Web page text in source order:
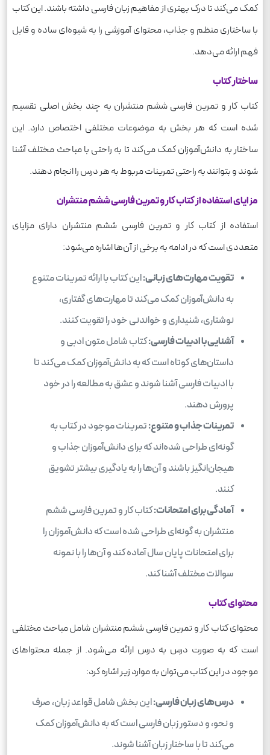
کمک می‌کند تا درک بهتری از مفاهیم زبان فارسی داشته باشند. این کتاب
با ساختاری منظم و جذاب، محتوای آموزشی را به شیوه‌ای ساده و قابل
فهم ارائه می‌دهد.
ساختار کتاب
کتاب کار و تمرین فارسی ششم منتشران به چند بخش اصلی تقسیم
شده است که هر بخش به موضوعات مختلفی اختصاص دارد. این
ساختار به دانش‌آموزان کمک می‌کند تا به راحتی با مباحث مختلف آشنا
شوند و بتوانند به راحتی تمرینات مربوط به هر درس را انجام دهند.
مزایای استفاده از کتاب کار و تمرین فارسی ششم منتشران
استفاده از کتاب کار و تمرین فارسی ششم منتشران دارای مزایای
متعددی است که در ادامه به برخی از آن‌ها اشاره می‌شود:
تقویت مهارت‌های زبانی:این کتاب با ارائه تمرینات متنوع
به دانش‌آموزان کمک می‌کند تا مهارت‌های گفتاری،
نوشتاری، شنیداری و خواندنی خود را تقویت کنند.
آشنایی با ادبیات فارسی:کتاب شامل متون ادبی و
داستان‌های کوتاه است که به دانش‌آموزان کمک می‌کند تا
با ادبیات فارسی آشنا شوند و عشق به مطالعه را در خود
پرورش دهند.
تمرینات جذاب و متنوع:تمرینات موجود در کتاب به
گونه‌ای طراحی شده‌اند که برای دانش‌آموزان جذاب و
هیجان‌انگیز باشند و آن‌ها را به یادگیری بیشتر تشویق
کنند.
آمادگی برای امتحانات:کتاب کار و تمرین فارسی ششم
منتشران به گونه‌ای طراحی شده است که دانش‌آموزان را
برای امتحانات پایان سال آماده کند و آن‌ها را با نمونه
سوالات مختلف آشنا کند.
محتوای کتاب
محتوای کتاب کار و تمرین فارسی ششم منتشران شامل مباحث مختلفی
است که به صورت درس به درس ارائه می‌شود. از جمله محتواهای
موجود در این کتاب می‌توان به موارد زیر اشاره کرد:
درس‌های زبان فارسی:این بخش شامل قواعد زبان، صرف
و نحو، و دستور زبان فارسی است که به دانش‌آموزان کمک
می‌کند تا با ساختار زبان آشنا شوند.